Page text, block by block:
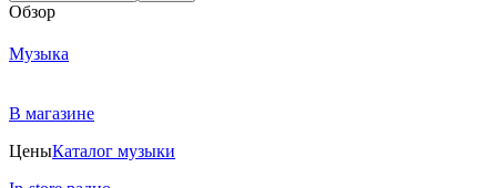
Обзор
Музыка
В магазине
ЦеныКаталог музыки